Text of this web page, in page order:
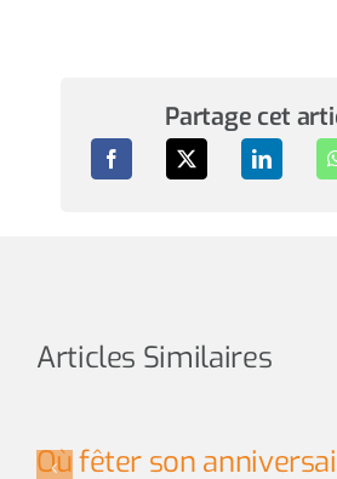
Partage cet
Articles Similaires
Où fêter son